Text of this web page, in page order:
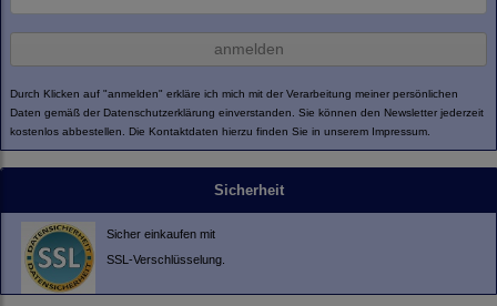
anmelden
Durch Klicken auf "anmelden" erkläre ich mich mit der Verarbeitung meiner persönlichen
Daten gemäß der Datenschutzerklärung einverstanden. Sie können den Newsletter jederzeit
kostenlos abbestellen. Die Kontaktdaten hierzu finden Sie in unserem Impressum.
Sicherheit
Sicher einkaufen mit
SSL-Verschlüsselung.